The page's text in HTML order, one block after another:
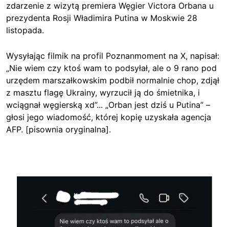
zdarzenie z wizytą premiera Węgier Victora Orbana u
prezydenta Rosji Władimira Putina w Moskwie 28
listopada.
Wysyłając filmik na profil Poznanmoment na X, napisał:
„Nie wiem czy ktoś wam to podsyłał, ale o 9 rano pod
urzędem marszałkowskim podbił normalnie chop, zdjął
z masztu flagę Ukrainy, wyrzucił ją do śmietnika, i
wciągnał węgierską xd”... „Orban jest dziś u Putina” –
głosi jego wiadomość, której kopię uzyskała agencja
AFP. [pisownia oryginalna].